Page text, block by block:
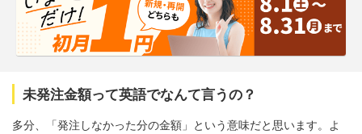
未発注金額って英語でなんて言うの？
多分、「発注しなかった分の金額」という意味だと思います。よ